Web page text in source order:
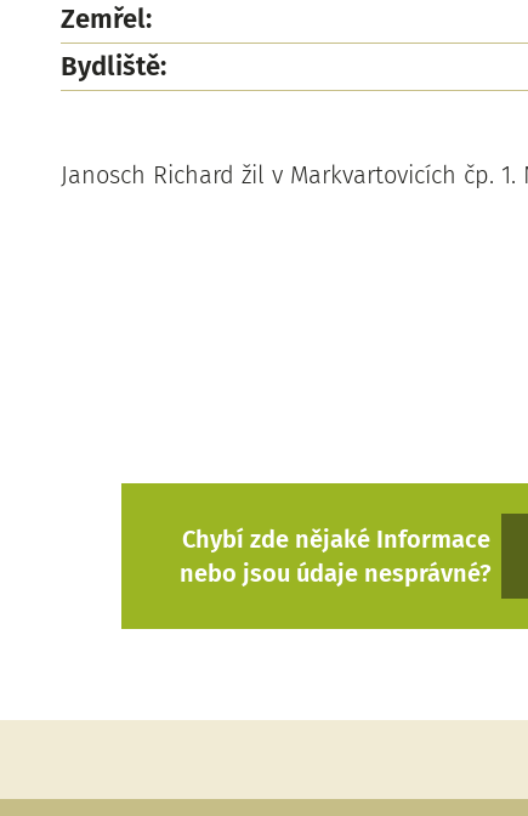
Zemřel:
Bydliště:
Janosch Richard žil v Markvartovicích čp. 1.
Chybí zde nějaké Informace
nebo jsou údaje nesprávné?